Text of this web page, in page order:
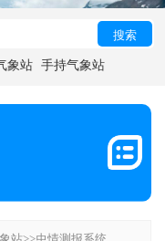
搜索
象站 手持气象站